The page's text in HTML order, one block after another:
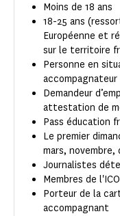
Moins de 18 ans
18-25 ans
Européenne et
sur le territoire
Personne en
accompagnateur
Demandeur
attestation de
Pass éducation
Le premier
mars, novembre,
Journalistes
Membres de
Porteur de la
accompagnant